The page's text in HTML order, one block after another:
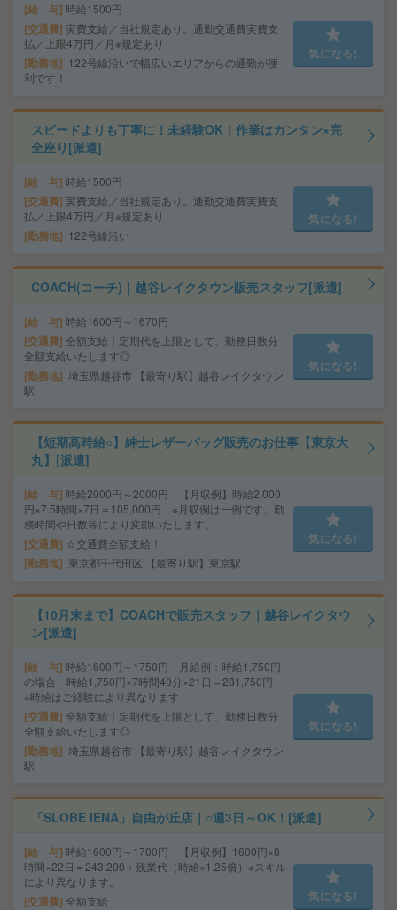
給 与 時給1500円
交通費 実費支給／当社規定あり。通勤交通費実費支
払／上限4万円／月※規定あり
勤務地
122号線沿いで幅広いエリアからの通勤が便
利です！
気になる!
スピードよりも丁寧に！未経験OK！作業はカンタン×完
全座り[派遣]
給 与 時給1500円
交通費 実費支給／当社規定あり。通勤交通費実費支
払／上限4万円／月※規定あり
勤務地 122号線沿い
気になる!
COACH(コーチ)｜越谷レイクタウン販売スタッフ[派遣]
給 与 時給1600円～1670円
交通費 全額支給｜定期代を上限として、勤務日数分
全額支給いたします◎
勤務地 埼玉県越谷市 【最寄り駅】越谷レイクタウン
駅
気になる!
【短期高時給○】紳士レザーバッグ販売のお仕事【東京大
丸】[派遣]
給 与 時給2000円～2000円 【月収例】時給2,000
円×7.5時間×7日＝105,000円 ※月収例は一例です。勤
務時間や日数等により変動いたします。
交通費 ☆交通費全額支給！
勤務地 東京都千代田区 【最寄り駅】東京駅
気になる!
【10月末まで】COACHで販売スタッフ｜越谷レイクタウ
ン[派遣]
給 与 時給1600円～1750円 月給例：時給1,750円
の場合 時給1,750円×7時間40分×21日＝281,750円
※時給はご経験により異なります
交通費 全額支給｜定期代を上限として、勤務日数分
全額支給いたします◎
勤務地 埼玉県越谷市 【最寄り駅】越谷レイクタウン
駅
気になる!
「SLOBE IENA」自由が丘店｜○週3日～OK！[派遣]
給 与 時給1600円～1700円 【月収例】1600円×8
時間×22日＝243,200＋残業代（時給×1.25倍）※スキル
により異なります。
交通費 全額支給 気になる!